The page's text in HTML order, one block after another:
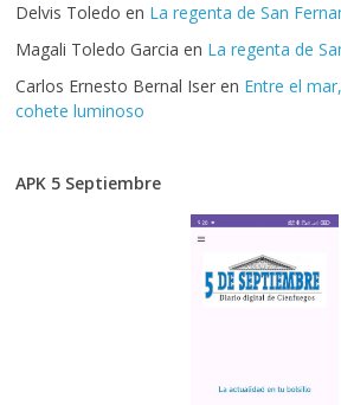
Delvis Toledo en La regenta de San
Magali Toledo Garcia en La regenta de
Carlos Ernesto Bernal Iser en Entre el
cohete luminoso
APK 5 Septiembre